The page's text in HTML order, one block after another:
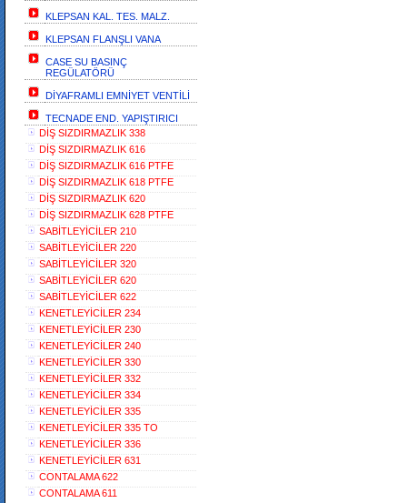
KLEPSAN KAL. TES. MALZ.
KLEPSAN FLANŞLI VANA
CASE SU BASINÇ
REGÜLATÖRÜ
DİYAFRAMLI EMNİYET VENTİLİ
TECNADE END. YAPIŞTIRICI
DİŞ SIZDIRMAZLIK 338
DİŞ SIZDIRMAZLIK 616
DİŞ SIZDIRMAZLIK 616 PTFE
DİŞ SIZDIRMAZLIK 618 PTFE
DİŞ SIZDIRMAZLIK 620
DİŞ SIZDIRMAZLIK 628 PTFE
SABİTLEYİCİLER 210
SABİTLEYİCİLER 220
SABİTLEYİCİLER 320
SABİTLEYİCİLER 620
SABİTLEYİCİLER 622
KENETLEYİCİLER 234
KENETLEYİCİLER 230
KENETLEYİCİLER 240
KENETLEYİCİLER 330
KENETLEYİCİLER 332
KENETLEYİCİLER 334
KENETLEYİCİLER 335
KENETLEYİCİLER 335 TO
KENETLEYİCİLER 336
KENETLEYİCİLER 631
CONTALAMA 622
CONTALAMA 611